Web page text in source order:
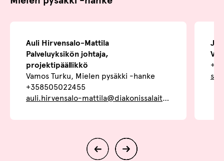
Auli Hirvensalo-Mattila
Palveluyksikön johtaja,
projektipäällikkö
Vamos Turku, Mielen pysäkki -hanke
+358505022455
auli.hirvensalo-mattila@diakonissalaitos.fi